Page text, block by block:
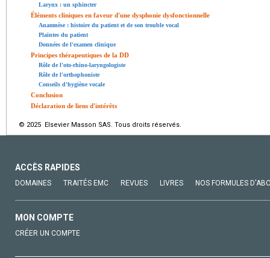
Larynx : un sphincter
Éléments cliniques en faveur d'une dysphonie dysfonctionnelle
Anamnèse : histoire du patient et de son trouble vocal
Plaintes du patient
Données de l'examen clinique
Principes thérapeutiques de la DD
Rôle de l'oto-rhino-laryngologiste
Rôle de l'orthophoniste
Conseils d'hygiène vocale
Conclusion
Déclaration de liens d'intérêts
© 2025 Elsevier Masson SAS. Tous droits réservés.
ACCÈS RAPIDES
DOMAINES TRAITÉS EMC REVUES LIVRES NOS FORMULES
MON COMPTE
CRÉER UN COMPTE